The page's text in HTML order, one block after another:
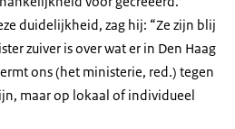
duidelijkheid, zag hij: “Ze zijn blij
zuiver is over wat er in Den Haag
ons (het ministerie, red.) tegen
maar op lokaal of individueel